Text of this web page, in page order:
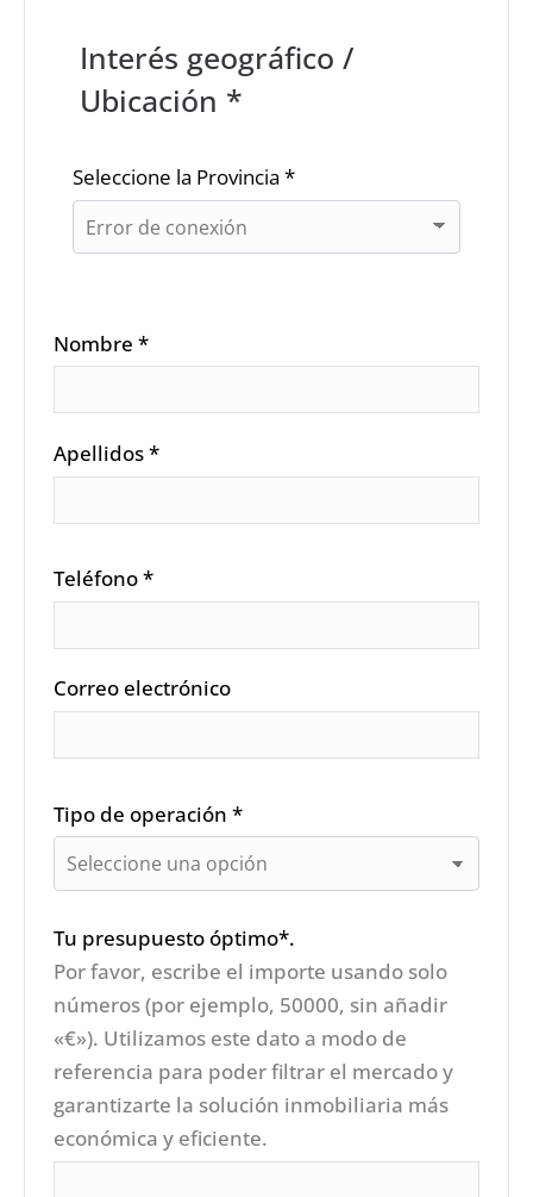
Interés geográfico /
Ubicación *
Seleccione la Provincia *
Nombre *
Apellidos *
Teléfono *
Correo electrónico
Tipo de operación *
Tu presupuesto óptimo*.
Por favor, escribe el importe usando solo
números (por ejemplo, 50000, sin añadir
«€»). Utilizamos este dato a modo de
referencia para poder filtrar el mercado y
garantizarte la solución inmobiliaria más
económica y eficiente.